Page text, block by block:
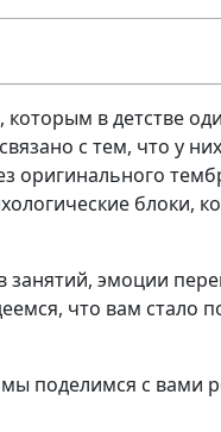
в детстве
с тем, что у
оригинального
блоки,
занятий, эмоции
что вам стало
поделимся с вами